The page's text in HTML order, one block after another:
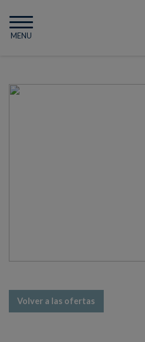
MENU
Volver a las ofertas